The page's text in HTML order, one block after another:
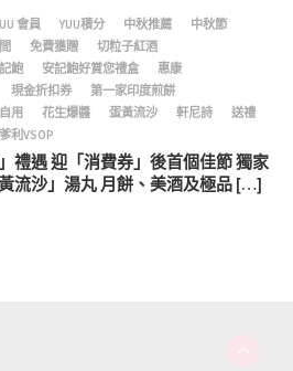
會員 YUU積分 中秋推薦
中秋節
免費獲贈
切粒子紅酒
鮑 安記鮑好賞您禮盒
惠康
現金折扣券
第一家印度煎餅
自用 花生爆醬 蛋黃流沙 軒尼詩
送禮
利VSOP
禮遇 迎「消費券」後首個佳節 獨家
流沙」湯丸 月餅、美酒及極品 […]